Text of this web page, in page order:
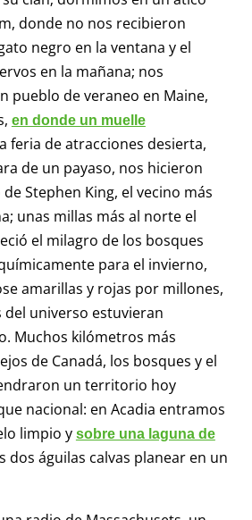
donde no nos recibieron
negro en la ventana y el
en la mañana; nos
pueblo de veraneo en Maine,
en donde un muelle
feria de atracciones desierta,
de un payaso, nos hicieron
Stephen King, el vecino más
unas millas más al norte el
el milagro de los bosques
para el invierno,
amarillas y rojas por millones,
universo estuvieran
Muchos kilómetros más
de Canadá, los bosques y el
un territorio hoy
nacional: en Acadia entramos
limpio y sobre una laguna de
dos águilas calvas planear en un